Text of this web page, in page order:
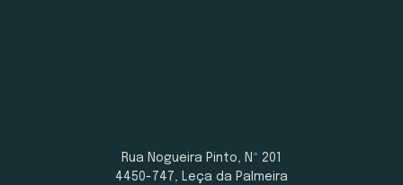
Rua Nogueira Pinto, Nº 201
4450-747, Leça da Palmeira